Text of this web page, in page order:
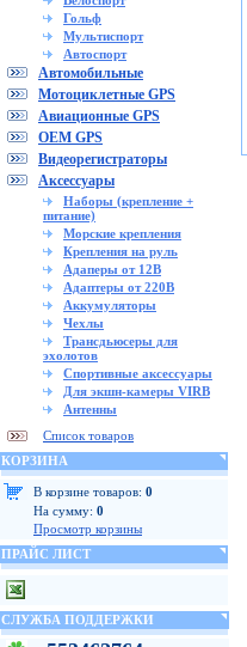
Гольф
Мультиспорт
Автоспорт
Автомобильные
Мотоциклетные GPS
Авиационные GPS
OEM GPS
Видеорегистраторы
Аксессуары
Наборы (крепление +
питание)
Морские крепления
Крепления на руль
Адаперы от 12В
Адаптеры от 220В
Аккумуляторы
Чехлы
Трансдьюсеры для
эхолотов
Спортивные аксессуары
Для экшн-камеры VIRB
Антенны
Список товаров
КОРЗИНА
В корзине товаров: 0
На сумму: 0
Просмотр корзины
ПРАЙС ЛИСТ
СЛУЖБА ПОДДЕРЖКИ